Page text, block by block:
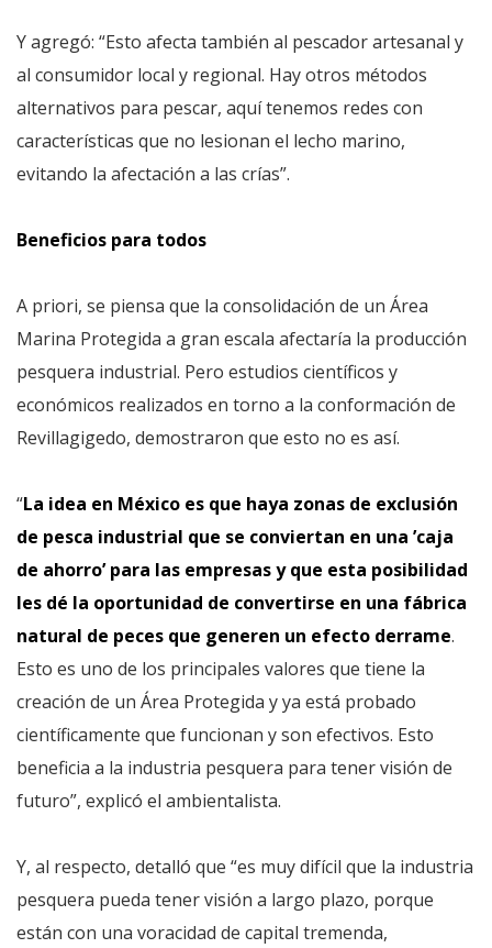
Y agregó: “Esto afecta también al pescador artesanal y
al consumidor local y regional. Hay otros métodos
alternativos para pescar, aquí tenemos redes con
características que no lesionan el lecho marino,
evitando la afectación a las crías”.
Beneficios para todos
A priori, se piensa que la consolidación de un Área
Marina Protegida a gran escala afectaría la producción
pesquera industrial. Pero estudios científicos y
económicos realizados en torno a la conformación de
Revillagigedo, demostraron que esto no es así.
“La idea en México es que haya zonas de exclusión
de pesca industrial que se conviertan en una ’caja
de ahorro’ para las empresas y que esta posibilidad
les dé la oportunidad de convertirse en una fábrica
natural de peces que generen un efecto derrame.
Esto es uno de los principales valores que tiene la
creación de un Área Protegida y ya está probado
científicamente que funcionan y son efectivos. Esto
beneficia a la industria pesquera para tener visión de
futuro”, explicó el ambientalista.
Y, al respecto, detalló que “es muy difícil que la industria
pesquera pueda tener visión a largo plazo, porque
están con una voracidad de capital tremenda,